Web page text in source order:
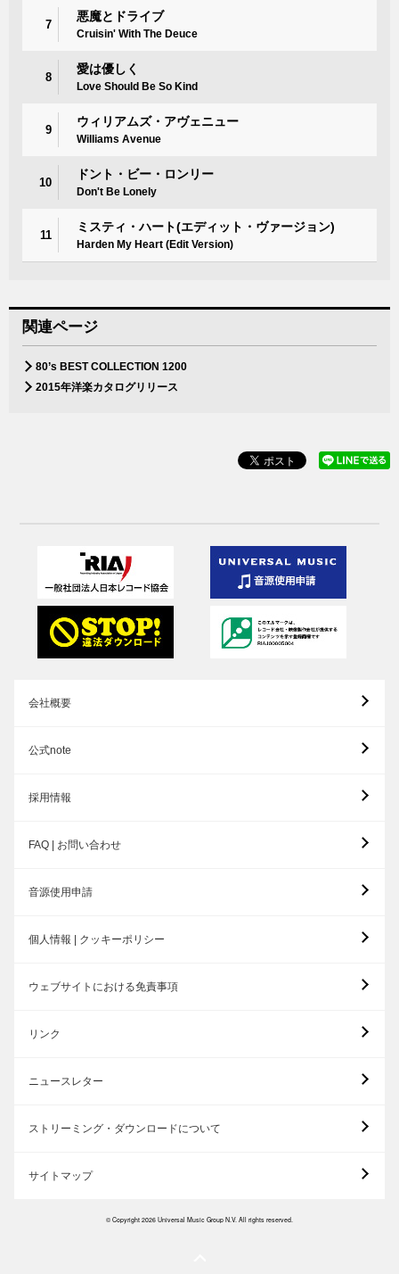
7
悪魔とドライブ
Cruisin' With The Deuce
8
愛は優しく
Love Should Be So Kind
9
ウィリアムズ・アヴェニュー
Williams Avenue
10
ドント・ビー・ロンリー
Don't Be Lonely
11
ミスティ・ハート(エディット・ヴァージョン)
Harden My Heart (Edit Version)
関連ページ
80’s BEST COLLECTION 1200
2015年洋楽カタログリリース
会社概要
公式note
採用情報
FAQ | お問い合わせ
音源使用申請
個人情報 | クッキーポリシー
ウェブサイトにおける免責事項
リンク
ニュースレター
ストリーミング・ダウンロードについて
サイトマップ
© Copyright 2026 Universal Music Group N.V. All rights reserved.